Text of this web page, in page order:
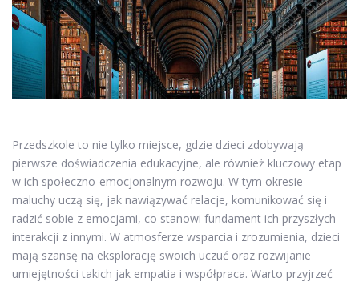
Przedszkole to nie tylko miejsce, gdzie dzieci zdobywają
pierwsze doświadczenia edukacyjne, ale również kluczowy etap
w ich społeczno-emocjonalnym rozwoju. W tym okresie
maluchy uczą się, jak nawiązywać relacje, komunikować się i
radzić sobie z emocjami, co stanowi fundament ich przyszłych
interakcji z innymi. W atmosferze wsparcia i zrozumienia, dzieci
mają szansę na eksplorację swoich uczuć oraz rozwijanie
umiejętności takich jak empatia i współpraca. Warto przyjrzeć